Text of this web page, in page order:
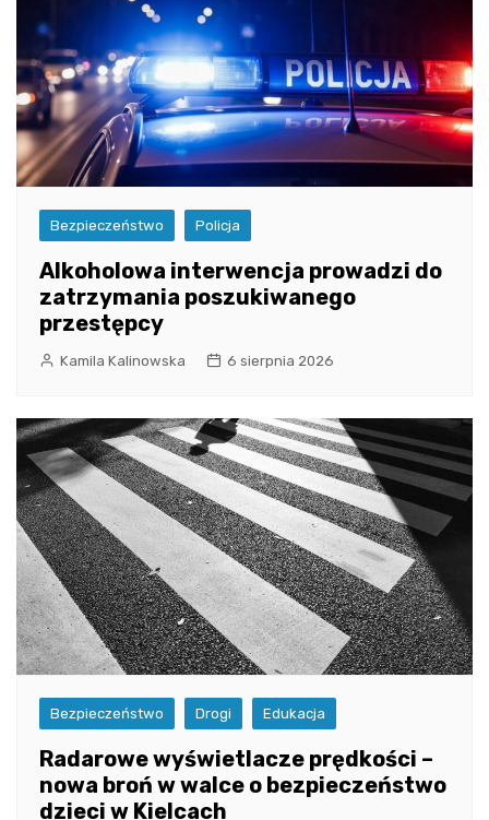
Bezpieczeństwo Policja
Alkoholowa interwencja prowadzi do
zatrzymania poszukiwanego
przestępcy
Kamila Kalinowska 6 sierpnia 2026
Bezpieczeństwo Drogi Edukacja
Radarowe wyświetlacze prędkości –
nowa broń w walce o bezpieczeństwo
dzieci w Kielcach